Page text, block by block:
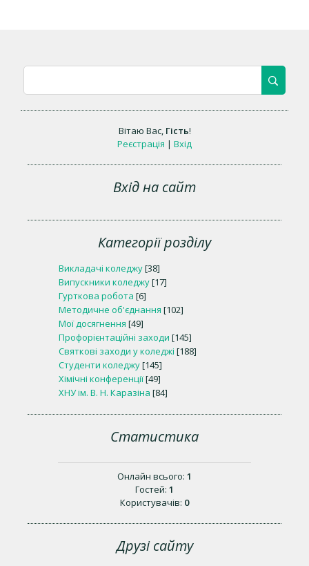
Вітаю Вас, Гість!
Реєстрація | Вхід
Вхід на сайт
Категорії розділу
Викладачі коледжу[38]
Випускники коледжу[17]
Гурткова робота [6]
Методичне об'єднання [102]
Мої досягнення [49]
Профорієнтаційні заходи [145]
Святкові заходи у коледжі [188]
Студенти коледжу[145]
Хімічні конференції[49]
ХНУ ім. В. Н. Каразіна [84]
Статистика
Онлайн всього: 1
Гостей: 1
Користувачів: 0
Друзі сайту